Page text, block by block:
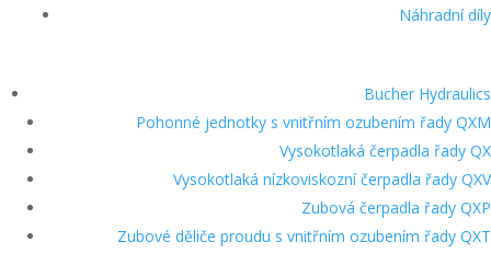
Náhradní díly
Bucher Hydraulics
Pohonné jednotky s vnitřním ozubením řady QXM
Vysokotlaká čerpadla řady QX
Vysokotlaká nízkoviskozní čerpadla řady QXV
Zubová čerpadla řady QXP
Zubové děliče proudu s vnitřním ozubením řady QXT